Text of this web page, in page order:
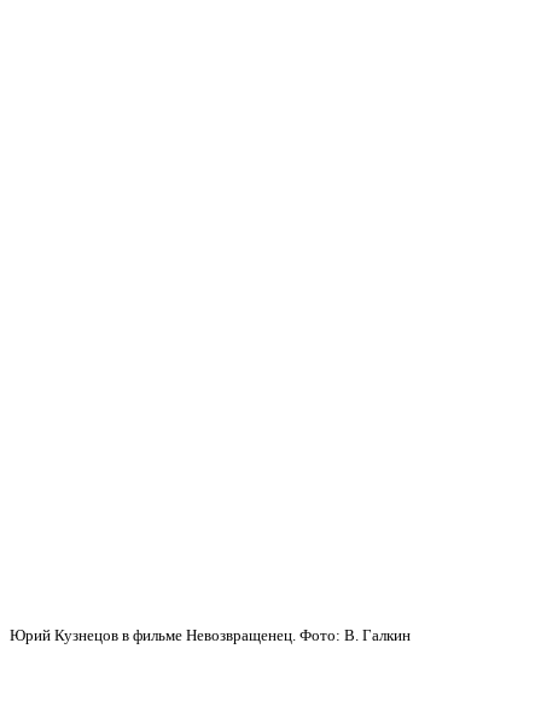
Юрий Кузнецов в фильме Невозвращенец. Фото: В. Галкин